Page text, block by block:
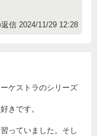
信 2024/11/29 12:28
ケストラのシリーズ
きです。
っていました。そし